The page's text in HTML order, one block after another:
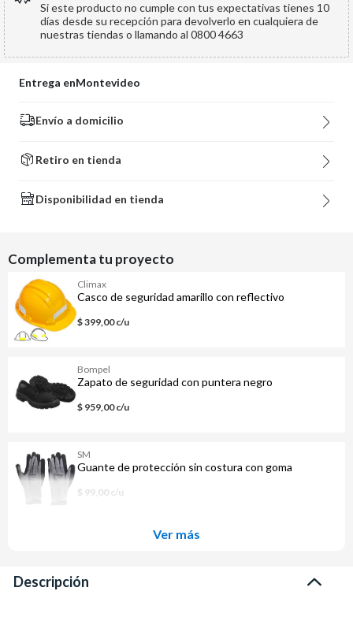
Si este producto no cumple con tus expectativas tienes 10
días desde su recepción para devolverlo en cualquiera de
nuestras tiendas o llamando al 0800 4663
Entrega enMontevideo
Envío a domicilio
Retiro en tienda
Disponibilidad en tienda
Complementa tu proyecto
Climax
Casco de seguridad amarillo con reflectivo
$ 399,00 c/u
Bompel
Zapato de seguridad con puntera negro
$ 959,00 c/u
SM
Guante de protección sin costura con goma
$ 99,00 c/u
Ver más
Descripción